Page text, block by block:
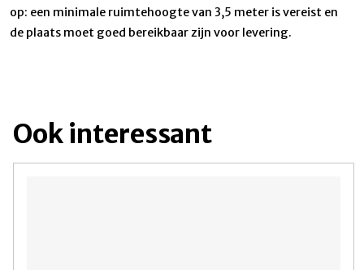
op: een minimale ruimtehoogte van 3,5 meter is vereist en
de plaats moet goed bereikbaar zijn voor levering.
Ook interessant